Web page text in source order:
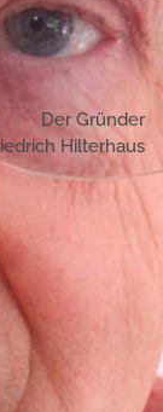
Der Gründer
Hilterhaus